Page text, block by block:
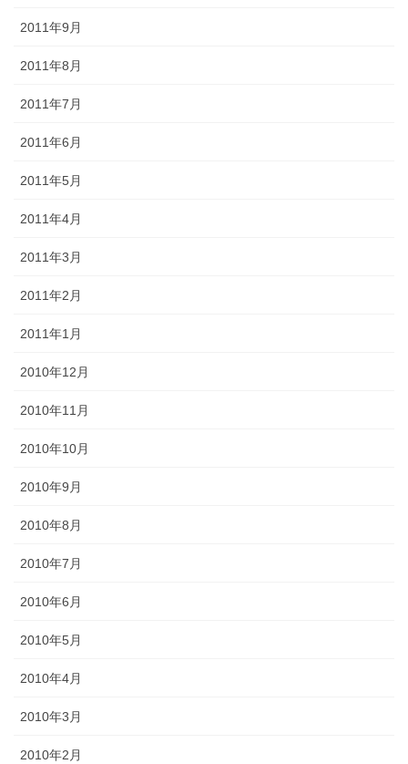
2011年9月
2011年8月
2011年7月
2011年6月
2011年5月
2011年4月
2011年3月
2011年2月
2011年1月
2010年12月
2010年11月
2010年10月
2010年9月
2010年8月
2010年7月
2010年6月
2010年5月
2010年4月
2010年3月
2010年2月